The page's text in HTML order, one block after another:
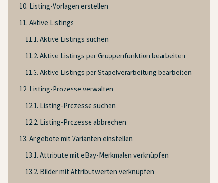
10. Listing-Vorlagen erstellen
11. Aktive Listings
11.1. Aktive Listings suchen
11.2. Aktive Listings per Gruppenfunktion bearbeiten
11.3. Aktive Listings per Stapelverarbeitung bearbeiten
12. Listing-Prozesse verwalten
12.1. Listing-Prozesse suchen
12.2. Listing-Prozesse abbrechen
13. Angebote mit Varianten einstellen
13.1. Attribute mit eBay-Merkmalen verknüpfen
13.2. Bilder mit Attributwerten verknüpfen